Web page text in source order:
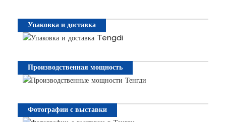
Упаковка и доставка
Производственная мощность
Фотографии с выставки